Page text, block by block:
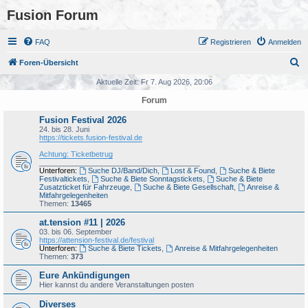
Fusion Forum
FAQ Anmelden
Registrieren
Foren-Übersicht
Aktuelle Zeit: Fr 7. Aug 2026, 20:06
Forum
Fusion Festival 2026
24. bis 28. Juni
https://tickets.fusion-festival.de
Achtung: Ticketbetrug
Unterforen:
Suche DJ/Band/Dich, Lost & Found,
Suche & Biete
Festivaltickets
Suche & Biete Sonntagstickets
Suche & Biete
Zusatzticket für Fahrzeuge
Suche & Biete Gesellschaft,
Anreise &
Mitfahrgelegenheiten
Themen: 13465
at.tension #11 | 2026
03. bis 06. September
https://attension-festival.de/festival
Unterforen:
Suche & Biete Tickets
Anreise & Mitfahrgelegenheiten
Themen: 373
Eure Ankündigungen
Hier kannst du andere Veranstaltungen posten
Diverses